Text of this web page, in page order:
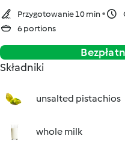
Przygotowanie 10 min
6 portions
Składniki
unsalted pistachios
whole milk